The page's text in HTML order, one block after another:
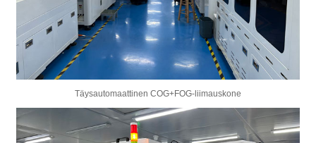
Täysautomaattinen COG+FOG-liimauskone